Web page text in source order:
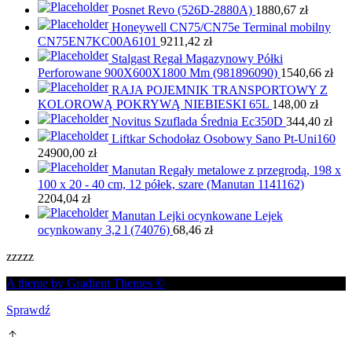
Posnet Revo (526D-2880A) 1880,67 zł
Honeywell CN75/CN75e Terminal mobilny
CN75EN7KC00A6101 9211,42 zł
Stalgast Regał Magazynowy Półki
Perforowane 900X600X1800 Mm (981896090) 1540,66 zł
RAJA POJEMNIK TRANSPORTOWY Z
KOLOROWĄ POKRYWĄ NIEBIESKI 65L 148,00 zł
Novitus Szuflada Średnia Ec350D 344,40 zł
Liftkar Schodołaz Osobowy Sano Pt-Uni160
24900,00 zł
Manutan Regały metalowe z przegrodą, 198 x
100 x 20 - 40 cm, 12 półek, szare (Manutan 1141162)
2204,04 zł
Manutan Lejki ocynkowane Lejek
ocynkowany 3,2 l (74076) 68,46 zł
zzzzz
A theme by Gradient Themes ©
Sprawdź